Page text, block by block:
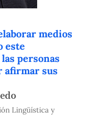
medios
este
personas
afirmar sus
Lingüística y